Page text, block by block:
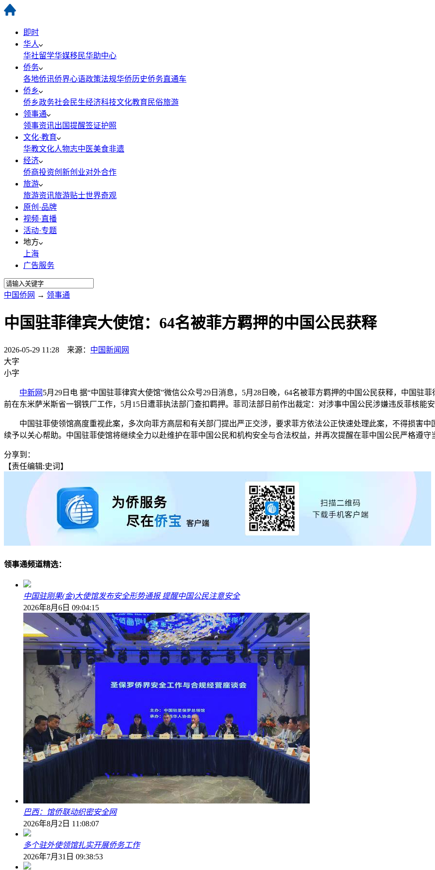
即时
华人
华社留学华媒移民华助中心
侨务
各地侨讯侨界心语政策法规华侨历史侨务直通车
侨乡
侨乡政务社会民生经济科技文化教育 民俗旅游
领事通
领事资讯出国提醒签证护照
文化·教育
华教文化人物志中医美食非遗
经济
侨商投资创新创业对外合作
旅游
旅游资讯旅游贴士世界奇观
原创·品牌
视频·直播
活动·专题
地方
上海
广告服务
中国侨网 → 领事通
中国驻菲律宾大使馆：64名被菲方羁押的中国公民获释
2026-05-29 11:28 来源： 中国新闻网
大字
小字
中新网 5月29日电 据“中国驻菲律宾大使馆”微信公众号29日消息，5月28日晚，64名被菲方羁押的中国公民获释，中国驻
前在东米萨米斯省一钢铁厂工作，5月15日遭菲执法部门查扣羁押。菲司法部日前作出裁定：对涉事中国公民涉嫌违反菲核能
中国驻菲使领馆高度重视此案，多次向菲方高层和有关部门提出严正交涉，要求菲方依法公正快速处理此案，不得损害中
续予以关心帮助。中国驻菲使馆将继续全力以赴维护在菲中国公民和机构安全与合法权益，并再次提醒在菲中国公民严格遵守
分享到：
【责任编辑:史词】
领事通频道精选：
中国驻刚果(金)大使馆发布安全形势通报 提醒中国公民注意安全
2026年8月6日 09:04:15
巴西：馆侨联动织密安全网
2026年8月2日 11:08:07
多个驻外使领馆扎实开展侨务工作
2026年7月31日 09:38:53